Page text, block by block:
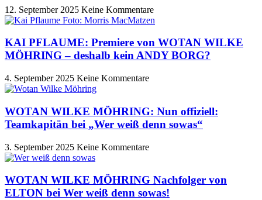
12. September 2025 Keine Kommentare
KAI PFLAUME: Premiere von WOTAN WILKE
MÖHRING – deshalb kein ANDY BORG?
4. September 2025 Keine Kommentare
WOTAN WILKE MÖHRING: Nun offiziell:
Teamkapitän bei „Wer weiß denn sowas“
3. September 2025 Keine Kommentare
WOTAN WILKE MÖHRING Nachfolger von
ELTON bei Wer weiß denn sowas!